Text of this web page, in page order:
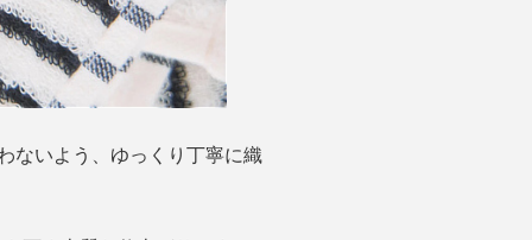
ないよう、ゆっくり丁寧に織